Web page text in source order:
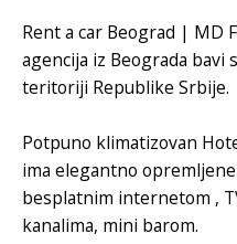
Rent a car Beograd | MD
agencija iz Beograda bavi
teritoriji Republike Srbije.
Potpuno klimatizovan
ima elegantno
besplatnim internetom ,
kanalima, mini barom.